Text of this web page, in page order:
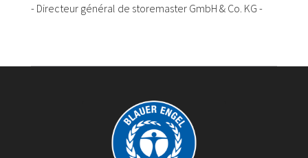
- Directeur général de storemaster GmbH & Co. KG -